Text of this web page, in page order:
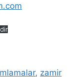
, zamir